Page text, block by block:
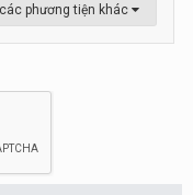
phương tiện khác